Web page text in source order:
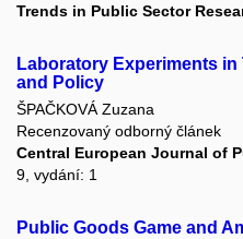
Trends in Public Sector
Laboratory Experiments
and Policy
ŠPAČKOVÁ Zuzana
Recenzovaný odborný článek
Central European Journal of
9, vydání: 1
Public Goods Game and